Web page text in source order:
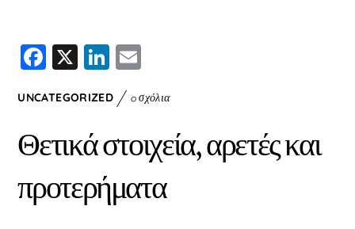
F
e
b
o
o
k
X Li
n
ke
dI
n
m
ai
l
UNCATEGORIZED 0 σχόλια
Θετικά στοιχεία, αρετές και
προτερήματα